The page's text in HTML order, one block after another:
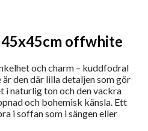
offwhite
och charm – kuddfodral
den där lilla detaljen som gör
i naturlig ton och den vackra
och bohemisk känsla. Ett
i soffan som i sängen eller